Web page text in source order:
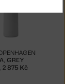
GREY
, 2 875 Kč